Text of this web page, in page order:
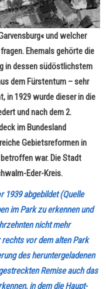
und welcher
Ehemals gehörte die
in dessen südöstlichstem
dem Fürstentum – sehr
in 1929 wurde dieser in die
und nach dem 2.
im Bundesland
Gebietsreformen in
war. Die Stadt
Eder-Kreis.
1939 abgebildet (Quelle
im Park zu erkennen und
nicht mehr
vor dem alten Park
des heruntergeladenen
Remise auch das
in dem die Haupt-